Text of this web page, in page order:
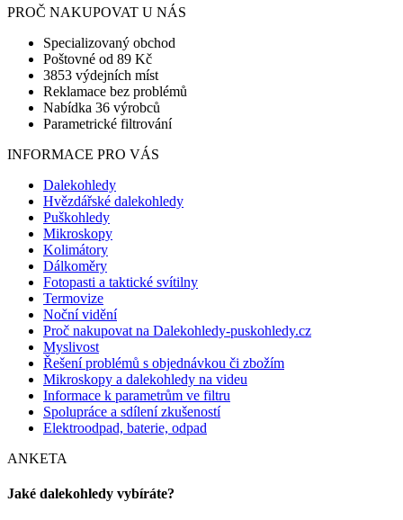
PROČ NAKUPOVAT U NÁS
Specializovaný obchod
Poštovné od 89 Kč
3853 výdejních míst
Reklamace bez problémů
Nabídka 36 výrobců
Parametrické filtrování
INFORMACE PRO VÁS
Dalekohledy
Hvězdářské dalekohledy
Puškohledy
Mikroskopy
Kolimátory
Dálkoměry
Fotopasti a taktické svítilny
Termovize
Noční vidění
Proč nakupovat na Dalekohledy-puskohledy.cz
Myslivost
Řešení problémů s objednávkou či zbožím
Mikroskopy a dalekohledy na videu
Informace k parametrům ve filtru
Spolupráce a sdílení zkušeností
Elektroodpad, baterie, odpad
ANKETA
Jaké dalekohledy vybíráte?